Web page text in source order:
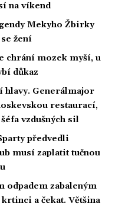
na víkend
Mekyho Žbirky
žení
chrání mozek myší, u
důkaz
hlavy. Generálmajor
restaurací,
vzdušných sil
předvedli
musí zaplatit tučnou
odpadem zabaleným
a čekat. Většina